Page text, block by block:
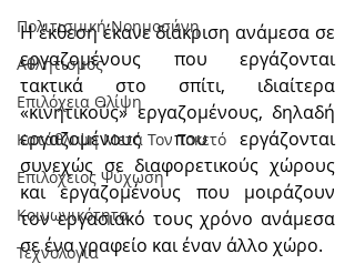
Πολιτισμική Nοημοσύνη
Αθλητισμός
Επιλόχεια Θλίψη
Κατάθλιψη Μετά Τον Τοκετό
Επιλόχειος Ψύχωση
Κοινωνικότητα
Τεχνολογία
Η έκθεση έκανε διάκριση ανάμεσα σε
εργαζομένους που εργάζονται
τακτικά στο σπίτι, ιδιαίτερα
«κινητικούς» εργαζομένους, δηλαδή
εργαζομένους που εργάζονται
συνεχώς σε διαφορετικούς χώρους
και εργαζομένους που μοιράζουν
τον εργασιακό τους χρόνο ανάμεσα
σε ένα γραφείο και έναν άλλο χώρο.